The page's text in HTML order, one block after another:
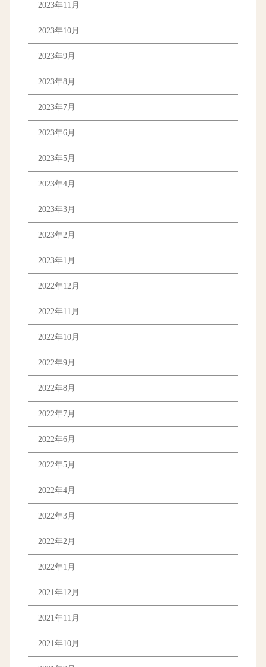
2023年11月
2023年10月
2023年9月
2023年8月
2023年7月
2023年6月
2023年5月
2023年4月
2023年3月
2023年2月
2023年1月
2022年12月
2022年11月
2022年10月
2022年9月
2022年8月
2022年7月
2022年6月
2022年5月
2022年4月
2022年3月
2022年2月
2022年1月
2021年12月
2021年11月
2021年10月